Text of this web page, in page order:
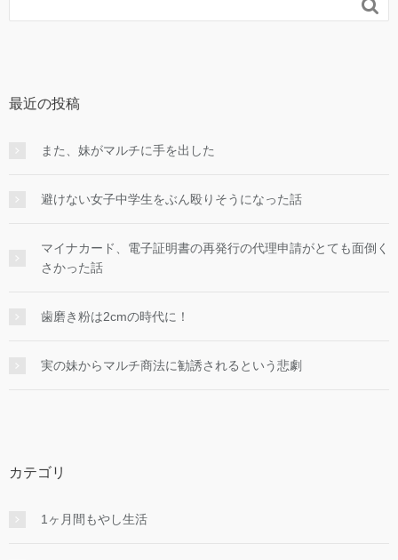

最近の投稿
また、妹がマルチに手を出した
避けない女子中学生をぶん殴りそうになった話
マイナカード、電子証明書の再発行の代理申請がとても面倒く
さかった話
歯磨き粉は2cmの時代に！
実の妹からマルチ商法に勧誘されるという悲劇
カテゴリ
1ヶ月間もやし生活